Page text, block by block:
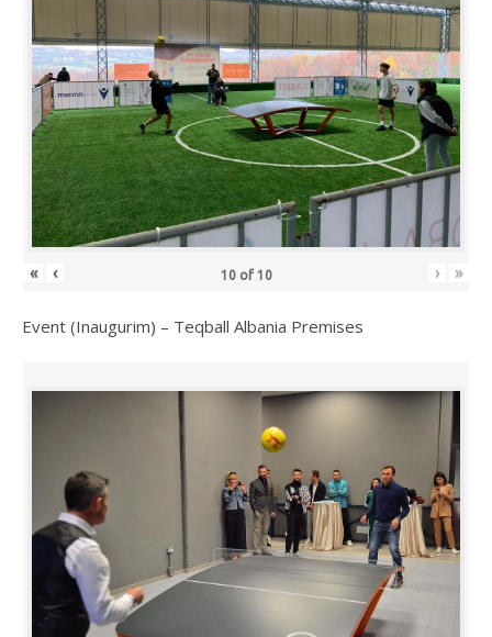
« ‹ 10of 10 › »
Event (Inaugurim) – Teqball Albania Premises